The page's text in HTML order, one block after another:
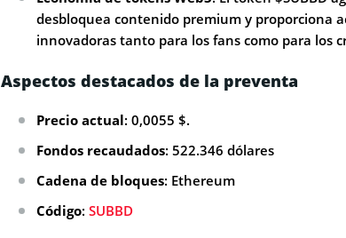
desbloquea contenido premium y proporciona
innovadoras tanto para los fans como para los
Aspectos destacados de la preventa
Precio actual: 0,0055 $.
Fondos recaudados: 522.346 dólares
Cadena de bloques: Ethereum
Código: SUBBD